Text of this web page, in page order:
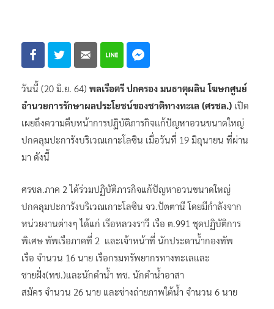
วันนี้ (20 มิ.ย. 64) พลเรือตรี ปกครอง มนธาตุผลิน โฆษกศูนย์
อำนวยการรักษาผลประโยชน์ของชาติทางทะเล (ศรชล.) เปิด
เผยถึงความคืบหน้าการปฏิบัติภารกิจแก้ปัญหาอวนขนาดใหญ่
ปกคลุมปะการังบริเวณเกาะโลซิน เมื่อวันที่ 19 มิถุนายน ที่ผ่าน
มา ดังนี้
ศรชล.ภาค 2 ได้ร่วมปฏิบัติภารกิจแก้ปัญหาอวนขนาดใหญ่
ปกคลุมปะการังบริเวณเกาะโลซิน จว.ปัตตานี โดยมีกำลังจาก
หน่วยงานต่างๆ ได้แก่ เรือหลวงราวี เรือ ต.991 ชุดปฏิบัติการ
พิเศษ ทัพเรือภาคที่ 2 และเจ้าหน้าที่ นักประดาน้ำกองทัพ
เรือ จำนวน 16 นาย เรือกรมทรัพยากรทางทะเลและ
ชายฝั่ง(ทช.)และนักดำน้ำ ทช. นักดำน้ำอาสา
สมัคร จำนวน 26 นาย และช่างถ่ายภาพใต้น้ำ จำนวน 6 นาย